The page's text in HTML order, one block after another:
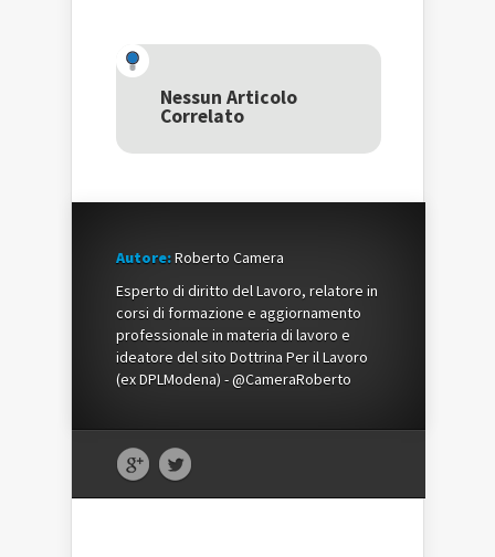
una
nuova
finestra)
nuova
finestra)
una
nuova
Nessun Articolo
Correlato
Autore:Roberto Camera
Esperto di diritto del Lavoro, relatore in
corsi di formazione e aggiornamento
professionale in materia di lavoro e
ideatore del sito Dottrina Per il Lavoro
(ex DPLModena) - @CameraRoberto